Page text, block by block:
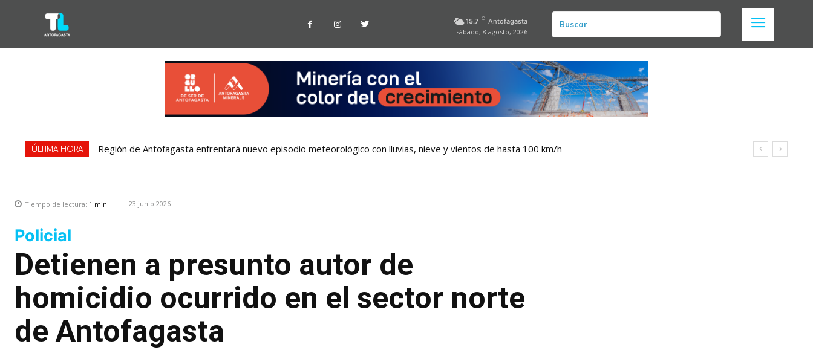
15.7 C Antofagasta
sábado, 8 agosto, 2026
Buscar
ÚLTIMA HORA Región de Antofagasta enfrentará nuevo episodio meteorológico con lluvias, nieve y vientos de hasta 100 km/h
Tiempo de lectura: 1 min. 23 junio 2026
Policial
Detienen a presunto autor de
homicidio ocurrido en el sector norte
de Antofagasta